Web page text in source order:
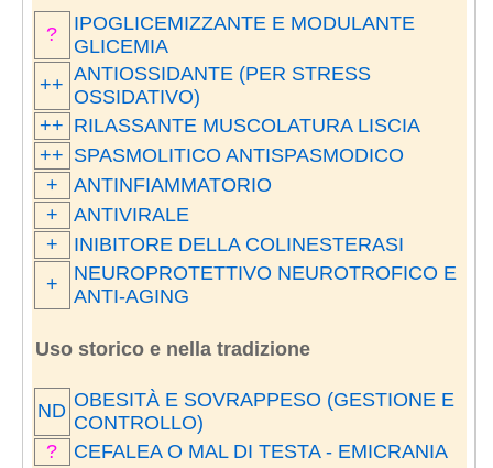
?
IPOGLICEMIZZANTE E MODULANTE
GLICEMIA
++ ANTIOSSIDANTE (PER STRESS
OSSIDATIVO)
++ RILASSANTE MUSCOLATURA LISCIA
++ SPASMOLITICO ANTISPASMODICO
+
ANTINFIAMMATORIO
+
ANTIVIRALE
+
INIBITORE DELLA COLINESTERASI
+
NEUROPROTETTIVO NEUROTROFICO E
ANTI-AGING
Uso storico e nella tradizione
ND OBESITÀ E SOVRAPPESO (GESTIONE E
CONTROLLO)
?
CEFALEA O MAL DI TESTA - EMICRANIA